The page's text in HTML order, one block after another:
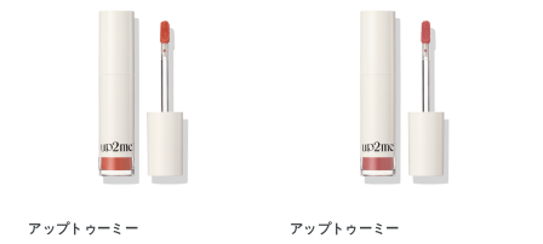
アップトゥーミー アップトゥーミー